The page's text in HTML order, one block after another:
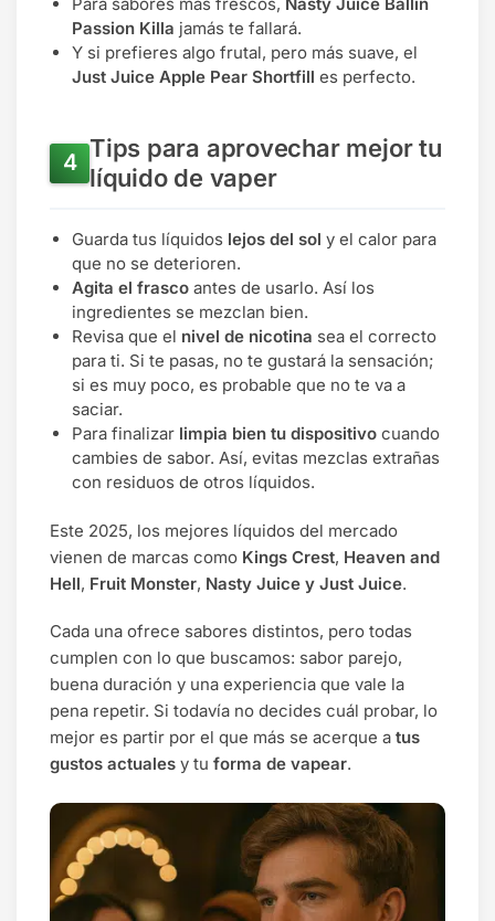
Passion Killa jamás te fallará.
Y si prefieres algo frutal, pero más suave, el
Just Juice Apple Pear Shortfill es perfecto.
Tips para aprovechar mejor tu
líquido de vaper
Guarda tus líquidos lejos del sol y el calor para
que no se deterioren.
Agita el frasco antes de usarlo. Así los
ingredientes se mezclan bien.
Revisa que el nivel de nicotina sea el correcto
para ti. Si te pasas, no te gustará la sensación;
si es muy poco, es probable que no te va a
saciar.
Para finalizar limpia bien tu dispositivo cuando
cambies de sabor. Así, evitas mezclas extrañas
con residuos de otros líquidos.
Este 2025, los mejores líquidos del mercado
vienen de marcas como Kings Crest, Heaven and
Hell, Fruit Monster, Nasty Juice y Just Juice.
Cada una ofrece sabores distintos, pero todas
cumplen con lo que buscamos: sabor parejo,
buena duración y una experiencia que vale la
pena repetir. Si todavía no decides cuál probar, lo
mejor es partir por el que más se acerque a tus
gustos actuales y tu forma de vapear.